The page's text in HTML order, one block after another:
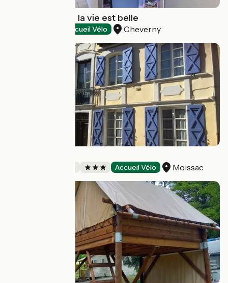
Hôtel Cheverny la vie est belle
Accueil Vélo Cheverny
Accueil Vélo Moissac